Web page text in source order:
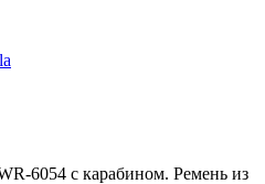
6054 с карабином. Ремень из